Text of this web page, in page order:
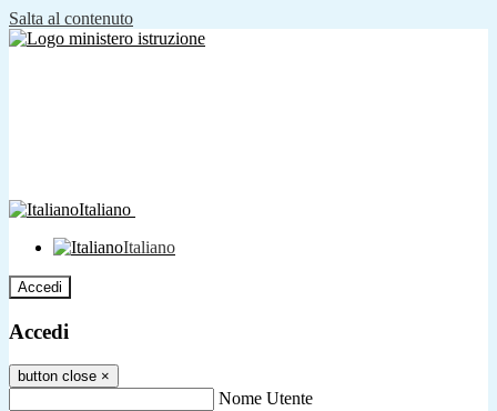
Salta al contenuto
Italiano
Italiano
Accedi
Accedi
button close ×
Nome Utente